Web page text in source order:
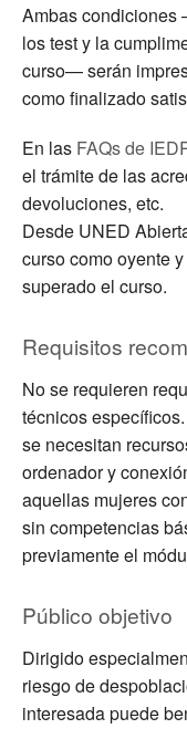
Ambas condiciones
los test y la
curso— serán
como finalizado
En las FAQs de
el trámite de las
devoluciones, etc.
Desde UNED
curso como oyente
superado el curso.
Requisitos
No se requieren
técnicos
se necesitan
ordenador y
aquellas mujeres
sin competencias
previamente el
Público objetivo
Dirigido
riesgo de
interesada puede